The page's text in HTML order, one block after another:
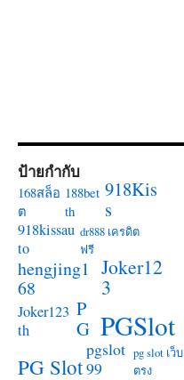
ป้ายกำกับ
168สล็อ
ต
188bet
th
918Kis
s
918kissau
to
dr888 เครดิต
ฟรี
hengjing1
68
Joker12
3
Joker123
th
P
G PGSlot
PG Slot
pgslot
99
pg slot เว็บ
ตรง